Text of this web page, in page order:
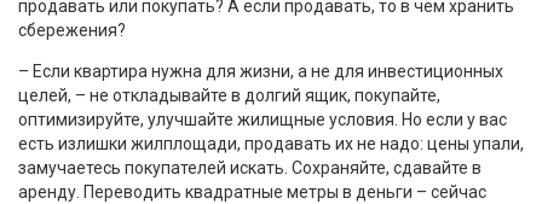
продавать или покупать? А если продавать, то в чем хранить
сбережения?
– Если квартира нужна для жизни, а не для инвестиционных
целей, – не откладывайте в долгий ящик, покупайте,
оптимизируйте, улучшайте жилищные условия. Но если у вас
есть излишки жилплощади, продавать их не надо: цены упали,
замучаетесь покупателей искать. Сохраняйте, сдавайте в
аренду. Переводить квадратные метры в деньги – сейчас